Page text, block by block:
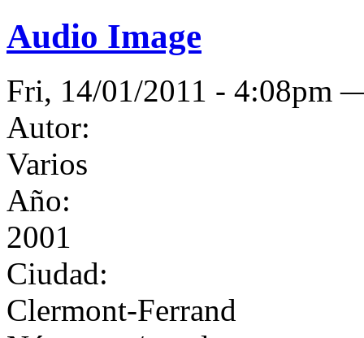
Audio Image
Fri, 14/01/2011 - 4:08pm
Autor:
Varios
Año:
2001
Ciudad:
Clermont-Ferrand